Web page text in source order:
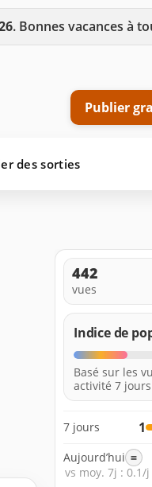
. Bonnes vacances à
Publier
des sorties
442
vues
Indice de
Basé sur les
activité 7
7 jours 1
Aujourd’hui =
vs moy. 7j : 0.1/j